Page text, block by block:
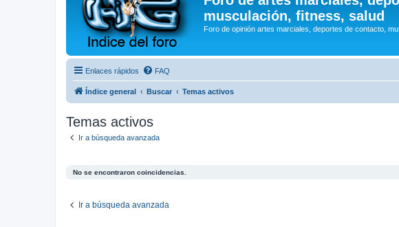
musculación, fitness, salud
Foro de opinión artes marciales, deportes de contacto,
Enlaces rápidos FAQ
Índice general Buscar Temas activos
Temas activos
Ir a búsqueda avanzada
No se encontraron coincidencias.
Ir a búsqueda avanzada